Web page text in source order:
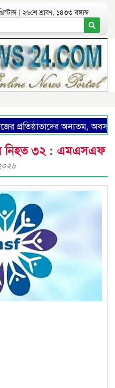
| ২৬শে শ্রাবণ, ১৪৩৩ বঙ্গাব্দ
প্রতিষ্ঠাতাদের অন্যতম,
নিহত ৩২ : এমএসএফ